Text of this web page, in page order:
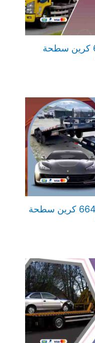
كرين المنصورية 66400336 كرين سطحة
كرين سعد العبد الله 66400336 كرين سطحة